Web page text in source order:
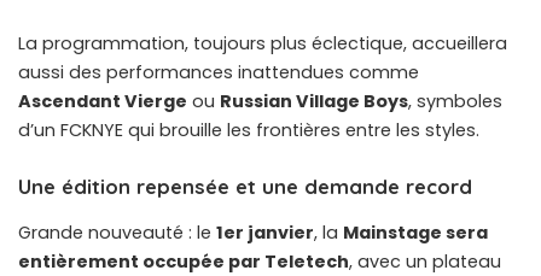
La programmation, toujours plus éclectique, accueillera
aussi des performances inattendues comme
Ascendant Vierge ou Russian Village Boys, symboles
d’un FCKNYE qui brouille les frontières entre les styles.
Une édition repensée et une demande record
Grande nouveauté : le 1er janvier, la Mainstage sera
entièrement occupée par Teletech, avec un plateau